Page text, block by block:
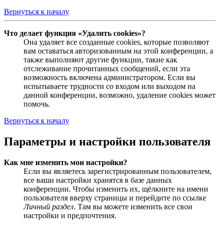
Вернуться к началу
Что делает функция «Удалить cookies»?
Она удаляет все созданные cookies, которые позволяют
вам оставаться авторизованным на этой конференции, а
также выполняют другие функции, такие как
отслеживание прочитанных сообщений, если эта
возможность включена администратором. Если вы
испытываете трудности со входом или выходом на
данной конференции, возможно, удаление cookies может
помочь.
Вернуться к началу
Параметры и настройки пользователя
Как мне изменить мои настройки?
Если вы являетесь зарегистрированным пользователем,
все ваши настройки хранятся в базе данных
конференции. Чтобы изменить их, щёлкните на имени
пользователя вверху страницы и перейдите по ссылке
Личный раздел. Там вы можете изменить все свои
настройки и предпочтения.